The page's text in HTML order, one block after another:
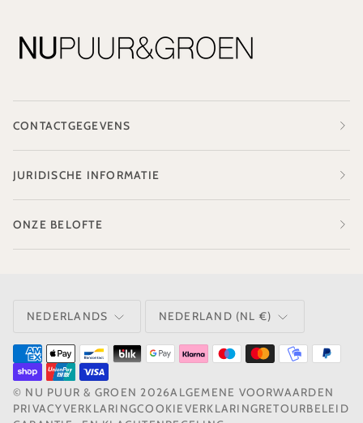
CONTACTGEGEVENS
JURIDISCHE INFORMATIE
ONZE BELOFTE
NEDERLANDS NEDERLAND (NL €)
© NU PUUR & GROEN 2026ALGEMENE VOORWAARDEN
PRIVACYVERKLARINGCOOKIEVERKLARINGRETOURBELEID